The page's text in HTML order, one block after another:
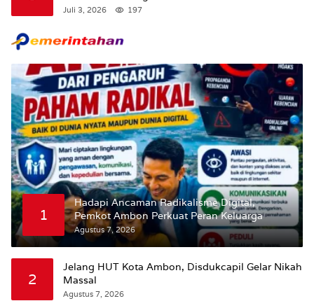
Bangsa “Membangun Peradaban dari Kampus”
Juli 3, 2026 197
1
Hadapi Ancaman Radikalisme Digital,
Pemkot Ambon Perkuat Peran Keluarga
Agustus 7, 2026
2
Jelang HUT Kota Ambon, Disdukcapil Gelar Nikah
Massal
Agustus 7, 2026